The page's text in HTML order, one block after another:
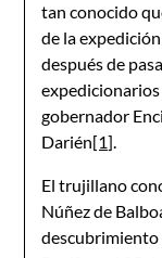
tan conocido
de la
después de
gobernador
Darién[1].
El trujillano
Núñez de
descubrimiento